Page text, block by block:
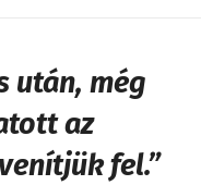
után, még
az
fel.”